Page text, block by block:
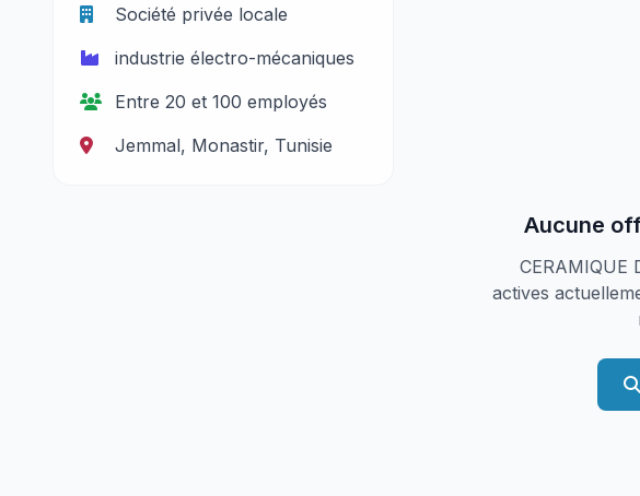
Société privée locale
industrie électro-mécaniques
Entre 20 et 100 employés
Jemmal, Monastir, Tunisie
Aucune
CERAMIQUE
actives